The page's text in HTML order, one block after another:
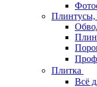
Плинтусы,
Плитка
Всё